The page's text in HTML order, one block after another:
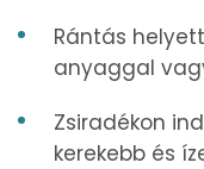
Rántás
anyaggal
Zsiradékon
kerekebb és